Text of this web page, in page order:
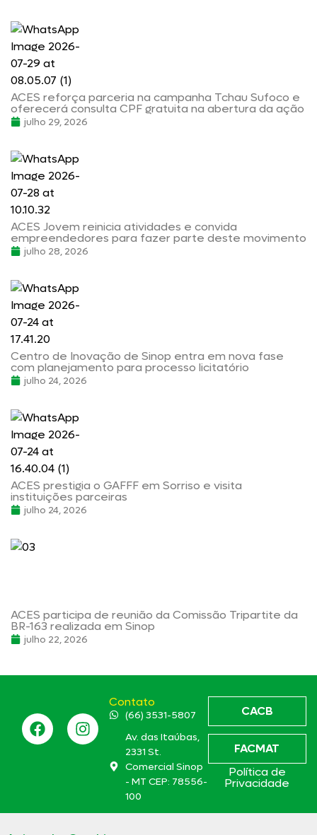
ACES reforça parceria na campanha Tchau Sufoco e
oferecerá consulta CPF gratuita na abertura da ação
julho 29, 2026
ACES Jovem reinicia atividades e convida
empreendedores para fazer parte deste movimento
julho 28, 2026
Centro de Inovação de Sinop entra em nova fase
com planejamento para processo licitatório
julho 24, 2026
ACES prestigia o GAFFF em Sorriso e visita
instituições parceiras
julho 24, 2026
ACES participa de reunião da Comissão Tripartite da
BR-163 realizada em Sinop
julho 22, 2026
Contato
(66) 3531-5807
Av. das Itaúbas,
2331 St.
Comercial Sinop
- MT CEP: 78556-
100
CACB
FACMAT
Política de
Privacidade